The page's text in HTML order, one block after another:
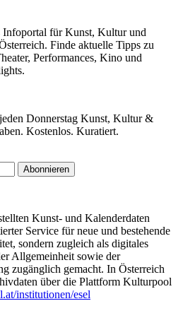
Infoportal für Kunst, Kultur und
Finde aktuelle Tipps zu
Performances, Kino und
Donnerstag Kunst, Kultur &
Kostenlos. Kuratiert.
Abonnieren
Kunst- und Kalenderdaten
Service für neue und bestehende
sondern zugleich als digitales
Allgemeinheit sowie der
zugänglich gemacht. In Österreich
über die Plattform Kulturpool
institutionen/esel